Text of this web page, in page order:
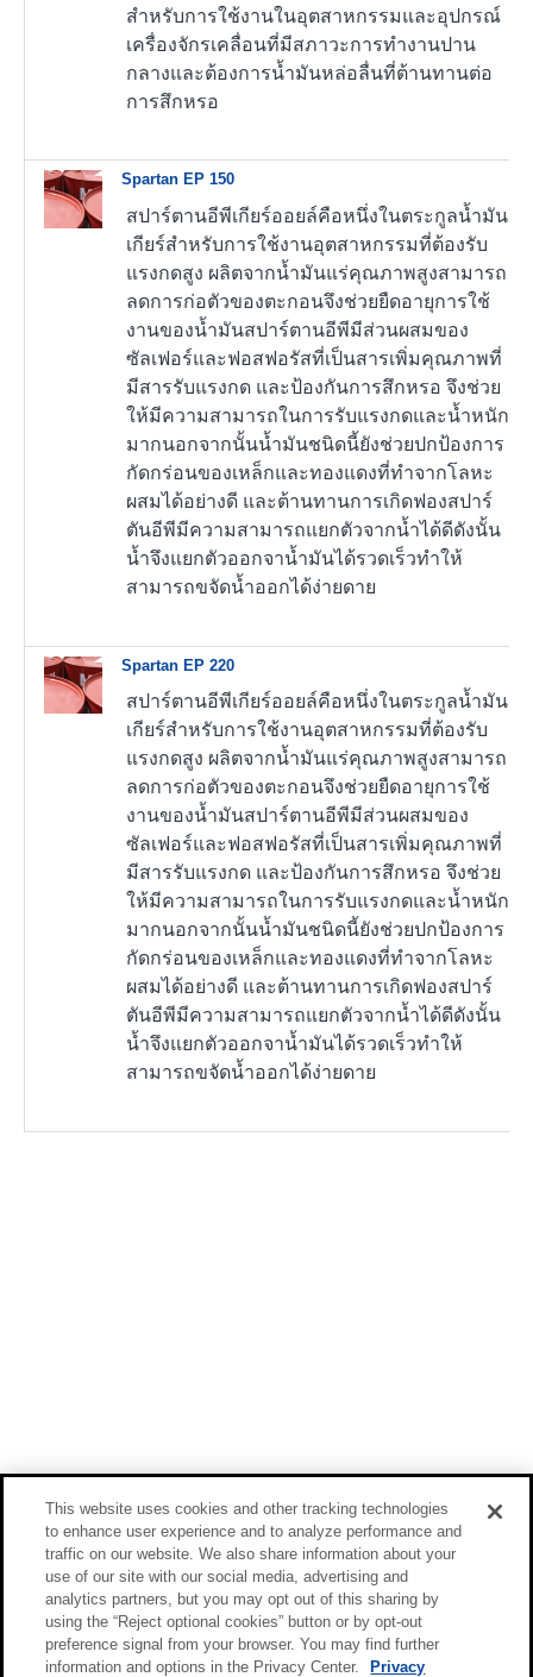
สำหรับการใช้งานในอุตสาหกรรมและอุปกรณ์
เครื่องจักรเคลื่อนที่มีสภาวะการทำงานปาน
กลางและต้องการน้ำมันหล่อลื่นที่ต้านทานต่อ
การสึกหรอ
Spartan EP 150
สปาร์ตานอีพีเกียร์ออยล์คือหนึ่งในตระกูลน้ำมัน
เกียร์สำหรับการใช้งานอุตสาหกรรมที่ต้องรับ
แรงกดสูง ผลิตจากน้ำมันแร่คุณภาพสูงสามารถ
ลดการก่อตัวของตะกอนจึงช่วยยืดอายุการใช้
งานของน้ำมันสปาร์ตานอีพีมีส่วนผสมของ
ซัลเฟอร์และฟอสฟอรัสที่เป็นสารเพิ่มคุณภาพที่
มีสารรับแรงกด และป้องกันการสึกหรอ จึงช่วย
ให้มีความสามารถในการรับแรงกดและน้ำหนัก
มากนอกจากนั้นน้ำมันชนิดนี้ยังช่วยปกป้องการ
กัดกร่อนของเหล็กและทองแดงที่ทำจากโลหะ
ผสมได้อย่างดี และต้านทานการเกิดฟองสปาร์
ตันอีพีมีความสามารถแยกตัวจากน้ำได้ดีดังนั้น
น้ำจึงแยกตัวออกจาน้ำมันได้รวดเร็วทำให้
สามารถขจัดน้ำออกได้ง่ายดาย
Spartan EP 220
สปาร์ตานอีพีเกียร์ออยล์คือหนึ่งในตระกูลน้ำมัน
เกียร์สำหรับการใช้งานอุตสาหกรรมที่ต้องรับ
แรงกดสูง ผลิตจากน้ำมันแร่คุณภาพสูงสามารถ
ลดการก่อตัวของตะกอนจึงช่วยยืดอายุการใช้
งานของน้ำมันสปาร์ตานอีพีมีส่วนผสมของ
ซัลเฟอร์และฟอสฟอรัสที่เป็นสารเพิ่มคุณภาพที่
มีสารรับแรงกด และป้องกันการสึกหรอ จึงช่วย
ให้มีความสามารถในการรับแรงกดและน้ำหนัก
มากนอกจากนั้นน้ำมันชนิดนี้ยังช่วยปกป้องการ
กัดกร่อนของเหล็กและทองแดงที่ทำจากโลหะ
ผสมได้อย่างดี และต้านทานการเกิดฟองสปาร์
ตันอีพีมีความสามารถแยกตัวจากน้ำได้ดีดังนั้น
น้ำจึงแยกตัวออกจาน้ำมันได้รวดเร็วทำให้
สามารถขจัดน้ำออกได้ง่ายดาย
This website uses cookies and other tracking technologies
to enhance user experience and to analyze performance and
traffic on our website. We also share information about your
use of our site with our social media, advertising and
analytics partners, but you may opt out of this sharing by
using the “Reject optional cookies” button or by opt-out
preference signal from your browser. You may find further
information and options in the Privacy Center.
Privacy